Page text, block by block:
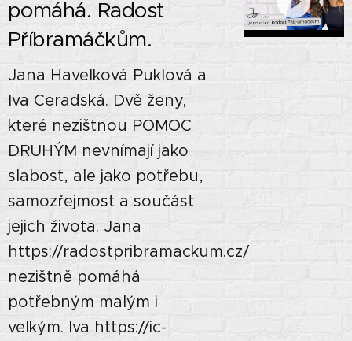
pomáhá. Radost
Příbramáčkům.
Jana Havelková Puklová a
Iva Ceradská. Dvě ženy,
které nezištnou POMOC
DRUHÝM nevnímají jako
slabost, ale jako potřebu,
samozřejmost a součást
jejich života. Jana
https://radostpribramackum.cz/
nezištně pomáhá
potřebným malým i
velkým. Iva https://ic-